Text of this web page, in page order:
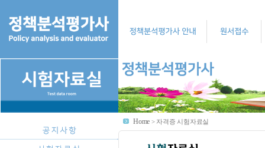
Home > 자격증 시험자료실